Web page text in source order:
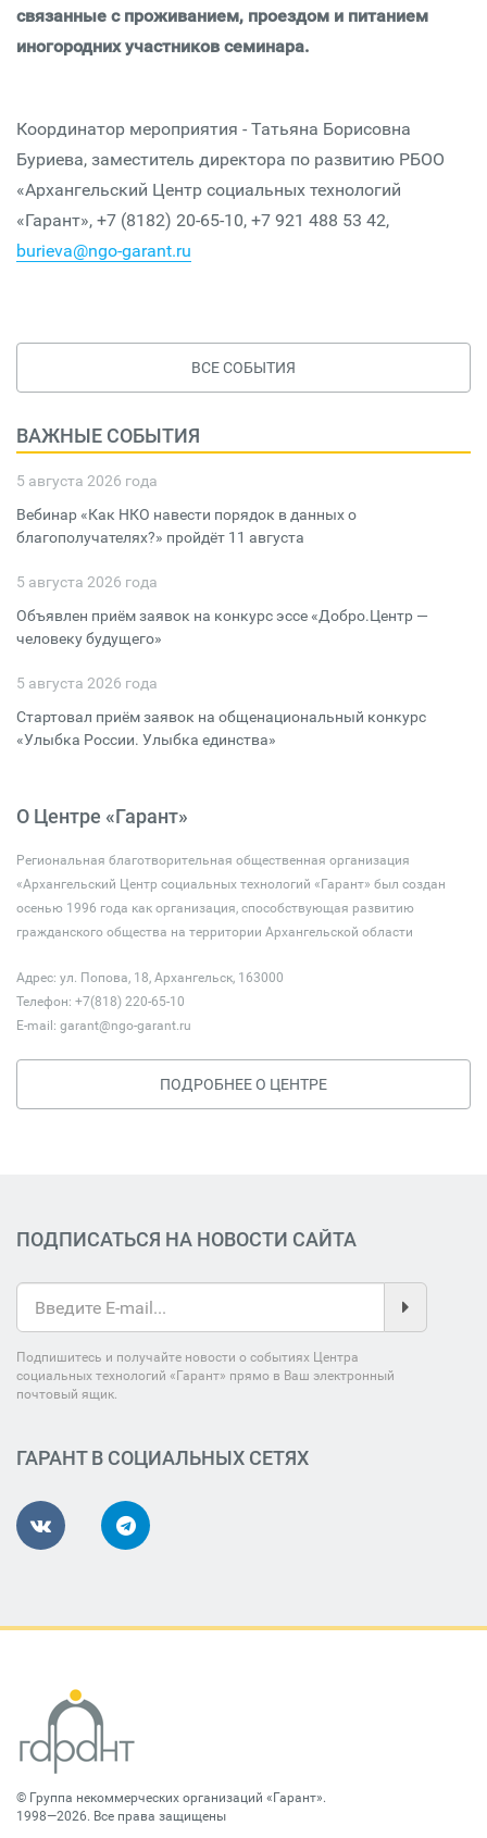
связанные с проживанием, проездом и питанием
иногородних участников семинара.
Координатор мероприятия - Татьяна Борисовна
Буриева, заместитель директора по развитию РБОО
«Архангельский Центр социальных технологий
«Гарант», +7 (8182) 20-65-10, +7 921 488 53 42,
burieva@ngo-garant.ru
ВСЕ СОБЫТИЯ
ВАЖНЫЕ СОБЫТИЯ
5 августа 2026 года
Вебинар «Как НКО навести порядок в данных о
благополучателях?» пройдёт 11 августа
5 августа 2026 года
Объявлен приём заявок на конкурс эссе «Добро.Центр —
человеку будущего»
5 августа 2026 года
Стартовал приём заявок на общенациональный конкурс
«Улыбка России. Улыбка единства»
О Центре «Гарант»
Региональная благотворительная общественная организация
«Архангельский Центр социальных технологий «Гарант» был создан
осенью 1996 года как организация, способствующая развитию
гражданского общества на территории Архангельской области
Адрес: ул. Попова, 18, Архангельск, 163000
Телефон: +7(818) 220-65-10
E-mail: garant@ngo-garant.ru
ПОДРОБНЕЕ О ЦЕНТРЕ
ПОДПИСАТЬСЯ НА НОВОСТИ САЙТА
Подпишитесь и получайте новости о событиях Центра
социальных технологий «Гарант» прямо в Ваш электронный
почтовый ящик.
ГАРАНТ В СОЦИАЛЬНЫХ СЕТЯХ
© Группа некоммерческих организаций «Гарант».
1998—2026. Все права защищены